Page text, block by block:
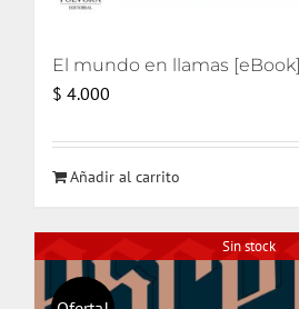
El mundo en llamas [eBook]
$ 4.000
Añadir al carrito
Sin stock